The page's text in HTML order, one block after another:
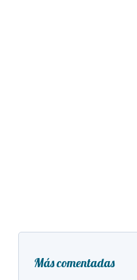
Más comentadas